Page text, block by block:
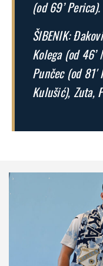
(od 69’ Perica).
ŠIBENIK:
Kolega (od 46’
Punčec (od 81′
Kulušić), Zuta,